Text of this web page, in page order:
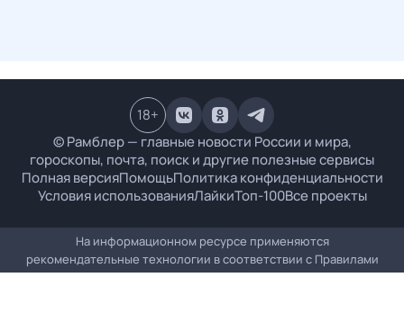
© Рамблер — главные новости России и мира,
гороскопы, почта, поиск и другие полезные сервисы
Полная версияПомощьПолитика конфиденциальности
Условия использованияЛайкиТоп-100Все проекты
18+
На информационном ресурсе применяются
рекомендательные технологии в соответствии с Правилами